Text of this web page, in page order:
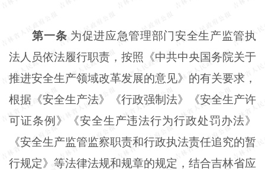
第一条 为促进应急管理部门安全生产监管执
法人员依法履行职责，按照《中共中央国务院关于
推进安全生产领域改革发展的意见》的有关要求，
根据《安全生产法》《行政强制法》《安全生产许
可证条例》《安全生产违法行为行政处罚办法》
《安全生产监管监察职责和行政执法责任追究的暂
行规定》等法律法规和规章的规定，结合吉林省应